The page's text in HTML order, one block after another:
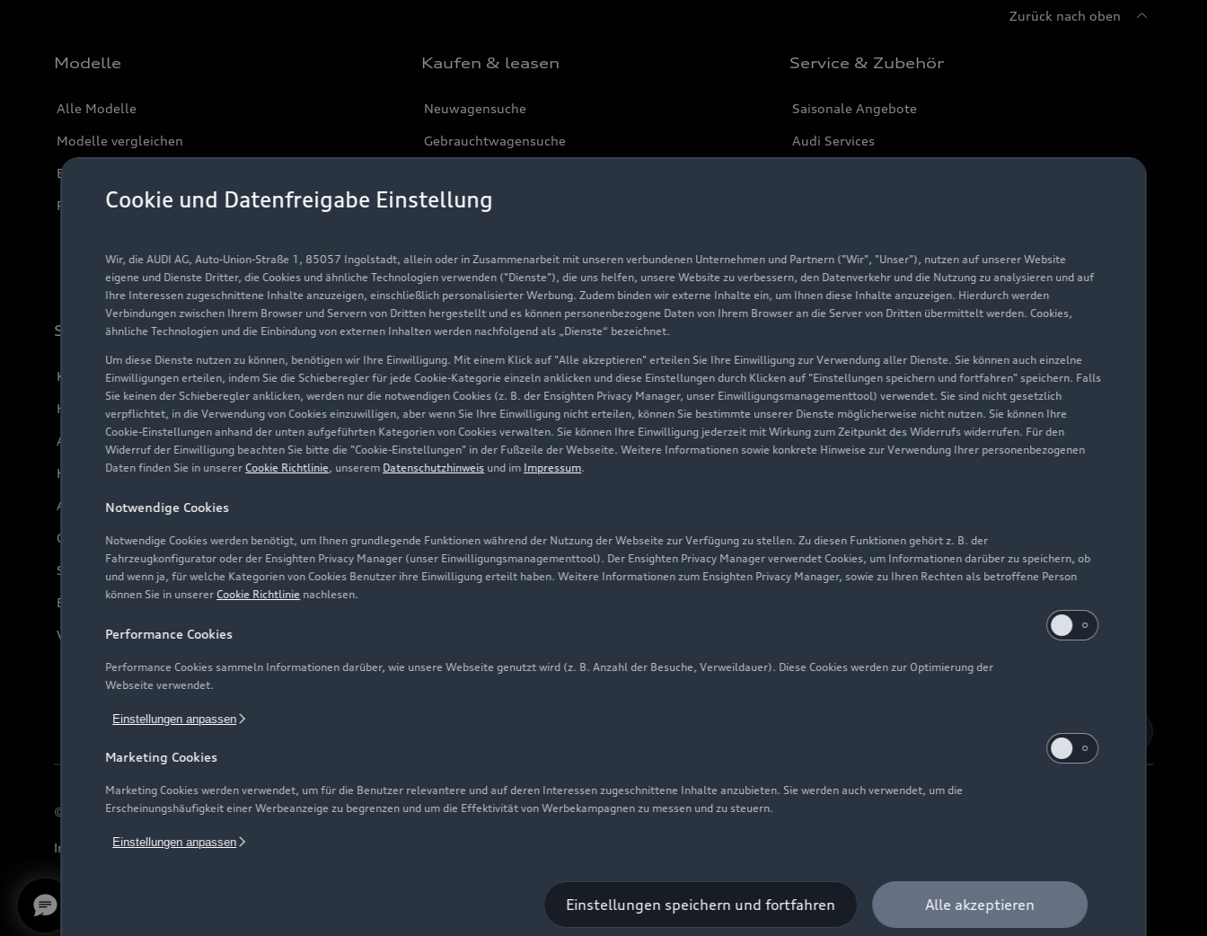
Cookie und Datenfreigabe Einstellung
Wir, die AUDI AG, Auto-Union-Straße 1, 85057 Ingolstadt, allein oder in Zusammenarbeit mit unseren verbundenen Unternehmen und Partnern ("Wir", "Unser"), nutzen auf unserer Website
eigene und Dienste Dritter, die Cookies und ähnliche Technologien verwenden ("Dienste"), die uns helfen, unsere Website zu verbessern, den Datenverkehr und die Nutzung zu analysieren und auf
Ihre Interessen zugeschnittene Inhalte anzuzeigen, einschließlich personalisierter Werbung. Zudem binden wir externe Inhalte ein, um Ihnen diese Inhalte anzuzeigen. Hierdurch werden
Verbindungen zwischen Ihrem Browser und Servern von Dritten hergestellt und es können personenbezogene Daten von Ihrem Browser an die Server von Dritten übermittelt werden. Cookies,
ähnliche Technologien und die Einbindung von externen Inhalten werden nachfolgend als „Dienste“ bezeichnet.
Um diese Dienste nutzen zu können, benötigen wir Ihre Einwilligung. Mit einem Klick auf "Alle akzeptieren" erteilen Sie Ihre Einwilligung zur Verwendung aller Dienste. Sie können auch einzelne
Einwilligungen erteilen, indem Sie die Schieberegler für jede Cookie-Kategorie einzeln anklicken und diese Einstellungen durch Klicken auf "Einstellungen speichern und fortfahren" speichern. Falls
Sie keinen der Schieberegler anklicken, werden nur die notwendigen Cookies (z. B. der Ensighten Privacy Manager, unser Einwilligungsmanagementtool) verwendet. Sie sind nicht gesetzlich
verpflichtet, in die Verwendung von Cookies einzuwilligen, aber wenn Sie Ihre Einwilligung nicht erteilen, können Sie bestimmte unserer Dienste möglicherweise nicht nutzen. Sie können Ihre
Cookie-Einstellungen anhand der unten aufgeführten Kategorien von Cookies verwalten. Sie können Ihre Einwilligung jederzeit mit Wirkung zum Zeitpunkt des Widerrufs widerrufen. Für den
Widerruf der Einwilligung beachten Sie bitte die "Cookie-Einstellungen" in der Fußzeile der Webseite. Weitere Informationen sowie konkrete Hinweise zur Verwendung Ihrer personenbezogenen
Daten finden Sie in unsererCookie Richtlinie, unserem Datenschutzhinweis und im Impressum.
Notwendige Cookies
Notwendige Cookies werden benötigt, um Ihnen grundlegende Funktionen während der Nutzung der Webseite zur Verfügung zu stellen. Zu diesen Funktionen gehört z. B. der
Fahrzeugkonfigurator oder der Ensighten Privacy Manager (unser Einwilligungsmanagementtool). Der Ensighten Privacy Manager verwendet Cookies, um Informationen darüber zu speichern, ob
und wenn ja, für welche Kategorien von Cookies Benutzer ihre Einwilligung erteilt haben. Weitere Informationen zum Ensighten Privacy Manager, sowie zu Ihren Rechten als betroffene Person
können Sie in unsererCookie Richtlinie nachlesen.
Performance Cookies
Performance Cookies sammeln Informationen darüber, wie unsere Webseite genutzt wird (z. B. Anzahl der Besuche, Verweildauer). Diese Cookies werden zur Optimierung der
Webseite verwendet.
Einstellungen anpassen
Marketing Cookies
Marketing Cookies werden verwendet, um für die Benutzer relevantere und auf deren Interessen zugeschnittene Inhalte anzubieten. Sie werden auch verwendet, um die
Erscheinungshäufigkeit einer Werbeanzeige zu begrenzen und um die Effektivität von Werbekampagnen zu messen und zu steuern.
Einstellungen anpassen
Alle akzeptieren
Einstellungen speichern und fortfahren
Zurück nach oben
Modelle
Alle Modelle
Modelle vergleichen
Elektromodelle
Plug-in-Hybride
Kaufen & leasen
Neuwagensuche
Gebrauchtwagensuche
Finanzierung
Geschäftskunden
Service & Zubehör
Saisonale Angebote
Audi Services
Support
Kundenservice
Händlersuche
Audi Code
Häufige Fragen (FAQ)
Audi Online Beratung
Online-Terminvereinbarung
Servicekontakt
Bordbuch & Bedienungsanleitungen
Verträge kündigen
Über Audi
Unternehmen
Karriere
Investor Relations
Presse & Media Center
Audi erleben
Newsletter
© 2026 AUDI AG. Alle Rechte vorbehalten
Impressum Rechtliches Hinweisgebersystem